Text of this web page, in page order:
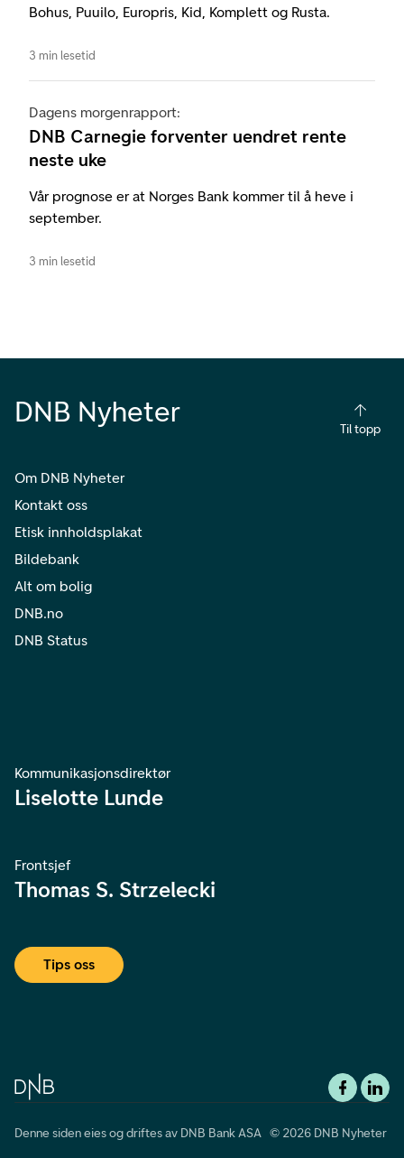
Bohus, Puuilo, Europris, Kid, Komplett og Rusta.
3 min lesetid
Dagens morgenrapport:
DNB Carnegie forventer uendret rente
neste uke
Vår prognose er at Norges Bank kommer til å heve i
september.
3 min lesetid
DNB Nyheter
Til topp
Om DNB Nyheter
Kontakt oss
Etisk innholdsplakat
Bildebank
Alt om bolig
DNB.no
DNB Status
Kommunikasjonsdirektør
Liselotte Lunde
Frontsjef
Thomas S. Strzelecki
Tips oss
Denne siden eies og driftes av DNB Bank ASA © 2026 DNB Nyheter